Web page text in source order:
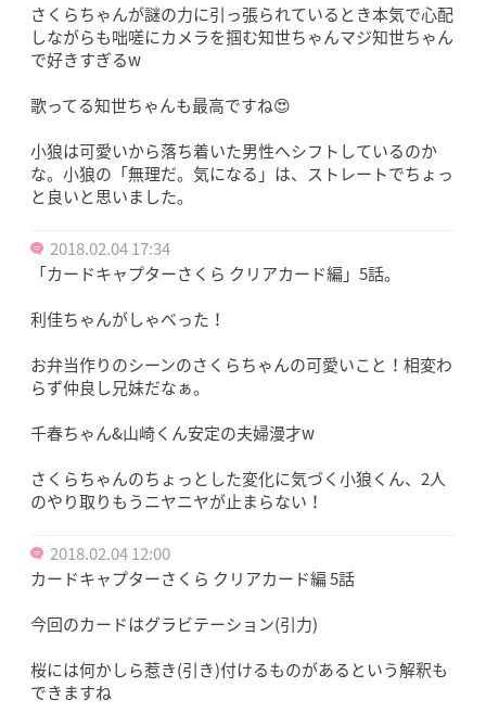
さくらちゃんが謎の力に引っ張られているとき本気で心配
しながらも咄嗟にカメラを掴む知世ちゃんマジ知世ちゃん
で好きすぎるw
歌ってる知世ちゃんも最高ですね😍
小狼は可愛いから落ち着いた男性へシフトしているのか
な。小狼の「無理だ。気になる」は、ストレートでちょっ
と良いと思いました。
2018.02.04 17:34
「カードキャプターさくら クリアカード編」5話。
利佳ちゃんがしゃべった！
お弁当作りのシーンのさくらちゃんの可愛いこと！相変わ
らず仲良し兄妹だなぁ。
千春ちゃん&山崎くん安定の夫婦漫才w
さくらちゃんのちょっとした変化に気づく小狼くん、2人
のやり取りもうニヤニヤが止まらない！
2018.02.04 12:00
カードキャプターさくら クリアカード編 5話
今回のカードはグラビテーション(引力)
桜には何かしら惹き(引き)付けるものがあるという解釈も
できますね